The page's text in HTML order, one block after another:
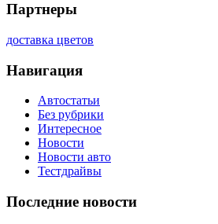
Партнеры
доставка цветов
Навигация
Автостатьи
Без рубрики
Интересное
Новости
Новости авто
Тестдрайвы
Последние новости